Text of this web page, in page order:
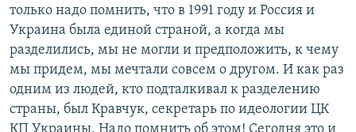
только надо помнить, что в 1991 году и Россия и
Украина была единой страной, а когда мы
разделились, мы не могли и предположить, к чему
мы придем, мы мечтали совсем о другом. И как раз
одним из людей, кто подталкивал к разделению
страны, был Кравчук, секретарь по идеологии ЦК